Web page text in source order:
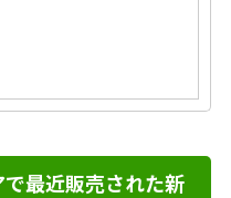
最近販売された新